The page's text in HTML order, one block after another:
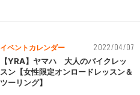
イベントカレンダー 2022/04/07
【YRA】ヤマハ 大人のバイクレッ
スン【女性限定オンロードレッスン＆
ツーリング】